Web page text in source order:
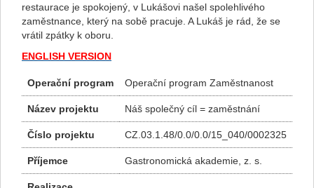
restaurace je spokojený, v Lukášovi našel spolehlivého
zaměstnance, který na sobě pracuje. A Lukáš je rád, že se
vrátil zpátky k oboru.
ENGLISH VERSION
Operační program Operační program Zaměstnanost
Název projektu Náš společný cíl = zaměstnání
Číslo projektu CZ.03.1.48/0.0/0.0/15_040/0002325
Příjemce Gastronomická akademie, z. s.